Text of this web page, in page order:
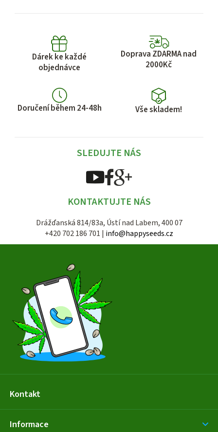
Dárek ke každé
objednávce
Doprava ZDARMA nad
2000Kč
Doručení během 24-48h Vše skladem!
SLEDUJTE NÁS
KONTAKTUJTE NÁS
Drážďanská 814/83a, Ústí nad Labem, 400 07
+420 702 186 701 | info@happyseeds.cz
Kontakt
Informace